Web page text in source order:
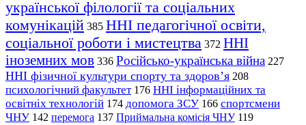
української філології та соціальних
комунікацій 385 ННІ педагогічної освіти,
соціальної роботи і мистецтва 372 ННІ
іноземних мов 336 Російсько-українська війна 227
ННІ фізичної культури спорту та здоров’я 208
психологічний факультет 176 ННІ інформаційних та
освітніх технологій 174 допомога ЗСУ 166 спортсмени
ЧНУ 142 перемога 137 Приймальна комісія ЧНУ 119